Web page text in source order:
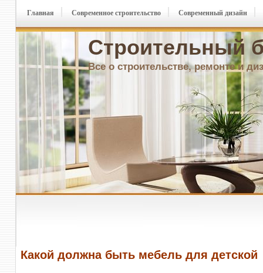
Строительный
Все о строительстве, ремонте и
Главная Современное строительство Современный дизайн
Какой должна быть мебель для детской